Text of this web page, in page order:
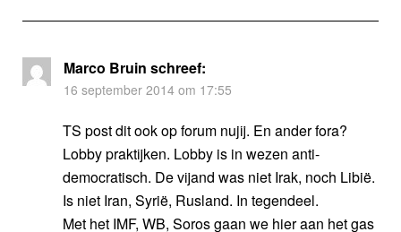
Marco Bruin schreef:
16 september 2014 om 17:55
TS post dit ook op forum nujij. En ander fora?
Lobby praktijken. Lobby is in wezen anti-
democratisch. De vijand was niet Irak, noch Libië.
Is niet Iran, Syrië, Rusland. In tegendeel.
Met het IMF, WB, Soros gaan we hier aan het gas